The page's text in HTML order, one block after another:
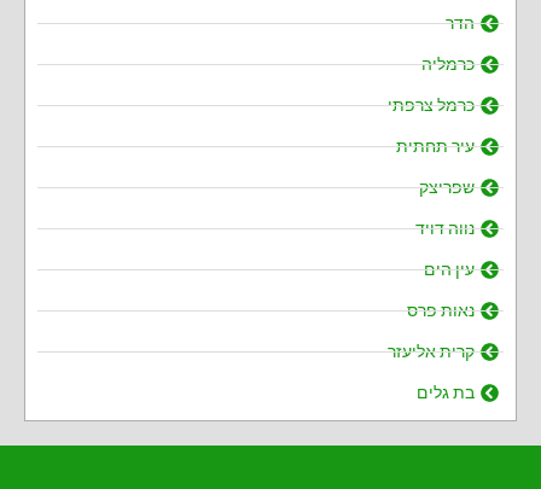
הדר
כרמליה
כרמל צרפתי
עיר תחתית
שפריצק
נווה דויד
עין הים
נאות פרס
קרית אליעזר
בת גלים